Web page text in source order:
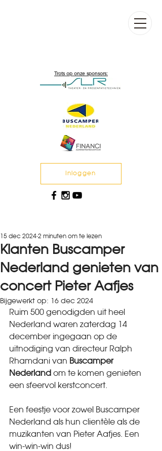
Inloggen
Trots op onze sponsors:
Klanten Buscamper
Nederland genieten van
concert Pieter Aafjes
15 dec 2024 2 minuten om te lezen
Bijgewerkt op: 16 dec 2024
Ruim 500 genodigden uit heel
Nederland waren zaterdag 14
december ingegaan op de
uitnodiging van directeur Ralph
Rhamdani van Buscamper
Nederland om te komen genieten
een sfeervol kerstconcert.
Een feestje voor zowel Buscamper
Nederland als hun clientèle als de
muzikanten van Pieter Aafjes. Een
win-win-win dus!